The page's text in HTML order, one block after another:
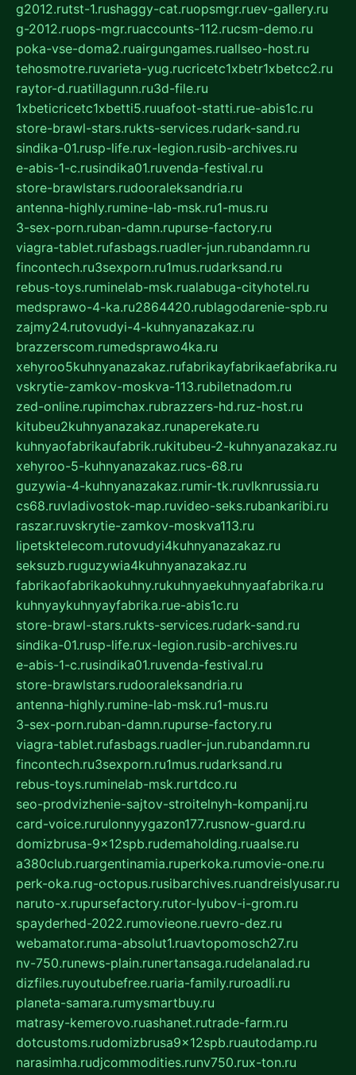
g2012.rutst-1.rushaggy-cat.ruopsmgr.ruev-gallery.ru
g-2012.ruops-mgr.ruaccounts-112.rucsm-demo.ru
poka-vse-doma2.ruairgungames.ruallseo-host.ru
tehosmotre.ruvarieta-yug.rucricetc1xbetr1xbetcc2.ru
raytor-d.ruatillagunn.ru3d-file.ru
1xbeticricetc1xbetti5.ruuafoot-statti.rue-abis1c.ru
store-brawl-stars.rukts-services.rudark-sand.ru
sindika-01.rusp-life.rux-legion.rusib-archives.ru
e-abis-1-c.rusindika01.ruvenda-festival.ru
store-brawlstars.rudooraleksandria.ru
antenna-highly.rumine-lab-msk.ru1-mus.ru
3-sex-porn.ruban-damn.rupurse-factory.ru
viagra-tablet.rufasbags.ruadler-jun.rubandamn.ru
fincontech.ru3sexporn.ru1mus.rudarksand.ru
rebus-toys.ruminelab-msk.rualabuga-cityhotel.ru
medsprawo-4-ka.ru2864420.rublagodarenie-spb.ru
zajmy24.rutovudyi-4-kuhnyanazakaz.ru
brazzerscom.rumedsprawo4ka.ru
xehyroo5kuhnyanazakaz.rufabrikayfabrikaefabrika.ru
vskrytie-zamkov-moskva-113.rubiletnadom.ru
zed-online.rupimchax.rubrazzers-hd.ruz-host.ru
kitubeu2kuhnyanazakaz.runaperekate.ru
kuhnyaofabrikaufabrik.rukitubeu-2-kuhnyanazakaz.ru
xehyroo-5-kuhnyanazakaz.rucs-68.ru
guzywia-4-kuhnyanazakaz.rumir-tk.ruvlknrussia.ru
cs68.ruvladivostok-map.ruvideo-seks.rubankaribi.ru
raszar.ruvskrytie-zamkov-moskva113.ru
lipetsktelecom.rutovudyi4kuhnyanazakaz.ru
seksuzb.ruguzywia4kuhnyanazakaz.ru
fabrikaofabrikaokuhny.rukuhnyaekuhnyaafabrika.ru
kuhnyaykuhnyayfabrika.rue-abis1c.ru
store-brawl-stars.rukts-services.rudark-sand.ru
sindika-01.rusp-life.rux-legion.rusib-archives.ru
e-abis-1-c.rusindika01.ruvenda-festival.ru
store-brawlstars.rudooraleksandria.ru
antenna-highly.rumine-lab-msk.ru1-mus.ru
3-sex-porn.ruban-damn.rupurse-factory.ru
viagra-tablet.rufasbags.ruadler-jun.rubandamn.ru
fincontech.ru3sexporn.ru1mus.rudarksand.ru
rebus-toys.ruminelab-msk.rurtdco.ru
seo-prodvizhenie-sajtov-stroitelnyh-kompanij.ru
card-voice.rurulonnyygazon177.rusnow-guard.ru
domizbrusa-9x12spb.rudemaholding.ruaalse.ru
a380club.ruargentinamia.ruperkoka.rumovie-one.ru
perk-oka.rug-octopus.rusibarchives.ruandreislyusar.ru
naruto-x.rupursefactory.rutor-lyubov-i-grom.ru
spayderhed-2022.rumovieone.ruevro-dez.ru
webamator.ruma-absolut1.ruavtopomosch27.ru
nv-750.runews-plain.runertansaga.rudelanalad.ru
dizfiles.ruyoutubefree.ruaria-family.ruroadli.ru
planeta-samara.rumysmartbuy.ru
matrasy-kemerovo.ruashanet.rutrade-farm.ru
dotcustoms.rudomizbrusa9x12spb.ruautodamp.ru
narasimha.rudjcommodities.runv750.rux-ton.ru